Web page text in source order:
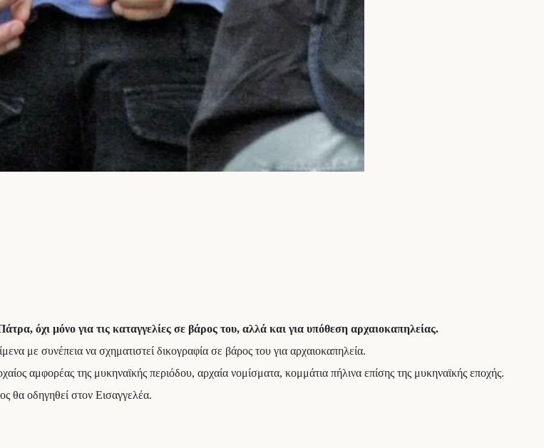
όχι μόνο για τις καταγγελίες σε βάρος του, αλλά και για υπόθεση αρχαιοκαπηλείας.
με συνέπεια να σχηματιστεί δικογραφία σε βάρος του για αρχαιοκαπηλεία.
αμφορέας της μυκηναϊκής περιόδου, αρχαία νομίσματα, κομμάτια πήλινα επίσης της μυκηναϊκής εποχής.
θα οδηγηθεί στον Εισαγγελέα.